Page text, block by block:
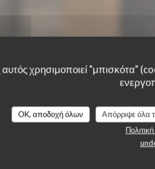
χρησιμοποιεί "μπισκότα"
OK, αποδοχή όλων Απόρριψε όλα